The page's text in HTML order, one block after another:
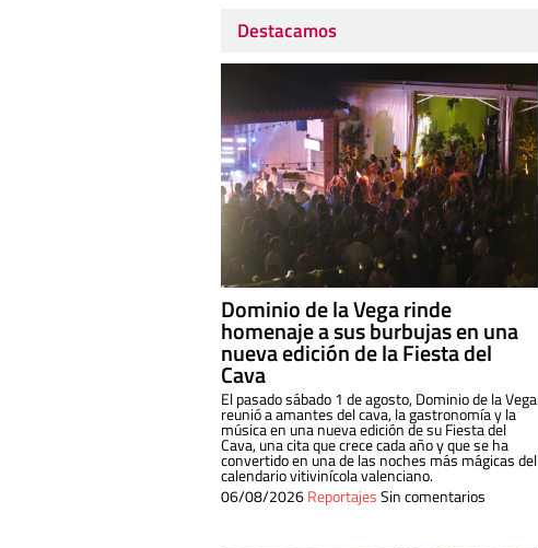
Destacamos
Dominio de la Vega rinde
homenaje a sus burbujas en una
nueva edición de la Fiesta del
Cava
El pasado sábado 1 de agosto, Dominio de la Vega
reunió a amantes del cava, la gastronomía y la
música en una nueva edición de su Fiesta del
Cava, una cita que crece cada año y que se ha
convertido en una de las noches más mágicas del
calendario vitivinícola valenciano.
06/08/2026ReportajesSin comentarios